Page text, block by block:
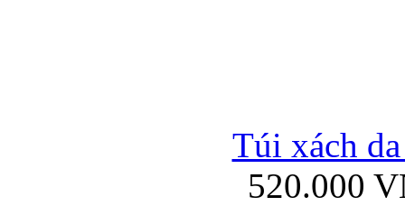
Bao da iPad
Túi xách
520.000